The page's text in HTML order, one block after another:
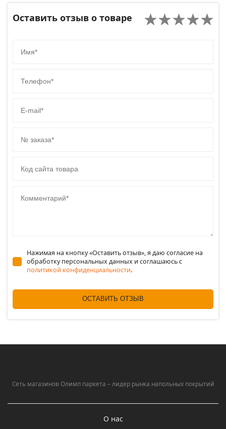
Оставить отзыв о товаре
Нажимая на кнопку «Оставить отзыв», я даю согласие на
обработку персональных данных и соглашаюсь c
политикой конфиденциальности.
ОСТАВИТЬ ОТЗЫВ
Сеть магазинов Олимп паркета – лидер рынка напольных покрытий
О нас